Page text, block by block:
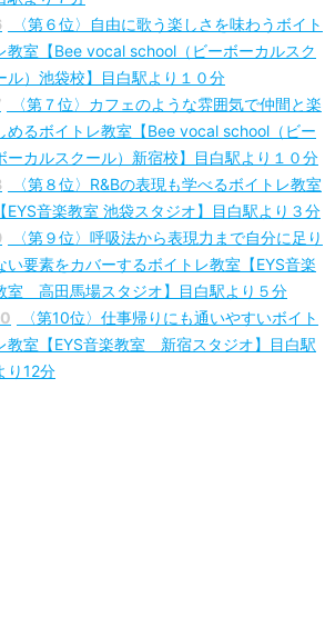
たボイトレを受講するなら【Bee vocal
（ビーボーカルスクール）池袋本校】目
白駅より７分
〈第６位〉自由に歌う楽しさを味わうボイト
教室【Bee vocal school（ビーボーカルスク
ール）池袋校】目白駅より１０分
〈第７位〉カフェのような雰囲気で仲間と楽
しめるボイトレ教室【Bee vocal school（ビー
ーカルスクール）新宿校】目白駅より１０分
〈第８位〉R&Bの表現も学べるボイトレ教室
EYS音楽教室 池袋スタジオ】目白駅より３分
〈第９位〉呼吸法から表現力まで自分に足り
い要素をカバーするボイトレ教室【EYS音楽
教室 高田馬場スタジオ】目白駅より５分